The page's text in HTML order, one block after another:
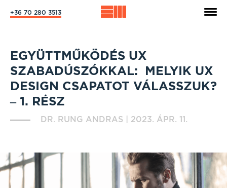
+36 70 280 3513
EGYÜTTMŰKÖDÉS UX
SZABADÚSZÓKKAL: MELYIK UX
DESIGN CSAPATOT VÁLASSZUK?
– 1. RÉSZ
DR. RUNG ANDRAS 2023. ÁPR. 11.